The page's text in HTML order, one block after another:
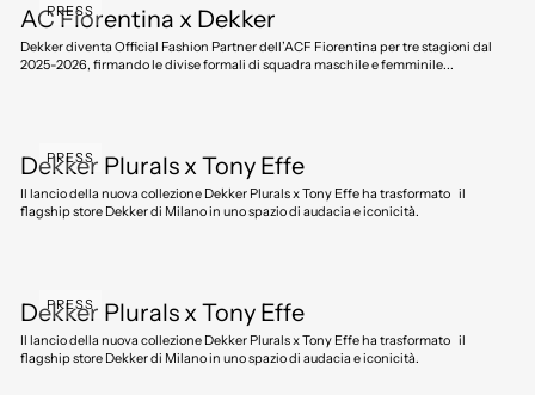
PRESS
AC Fiorentina x Dekker
Dekker diventa Official Fashion Partner dell’ACF Fiorentina per tre stagioni dal
2025-2026, firmando le divise formali di squadra maschile e femminile...
PRESS
Dekker Plurals x Tony Effe
Il lancio della nuova collezione Dekker Plurals x Tony Effe ha trasformato il
flagship store Dekker di Milano in uno spazio di audacia e iconicità.
PRESS
Dekker Plurals x Tony Effe
Il lancio della nuova collezione Dekker Plurals x Tony Effe ha trasformato il
flagship store Dekker di Milano in uno spazio di audacia e iconicità.